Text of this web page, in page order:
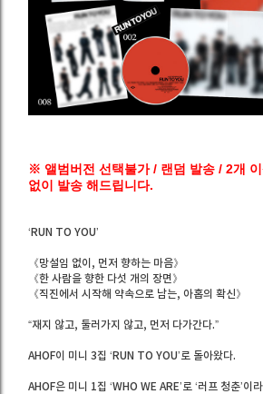
※ 앨범버전 선택불가 / 랜덤 발송 / 2개
없이 발송 해드립니다.
‘RUN TO YOU’
《망설임 없이, 먼저 향하는 마음》
《한 사람을 향한 다섯 개의 장면》
《직진에서 시작해 약속으로 남는, 아홉의 확신》
“재지 않고, 둘러가지 않고, 먼저 다가간다.”
AHOF이 미니 3집 ‘RUN TO YOU’로 돌아왔다.
AHOF은 미니 1집 ‘WHO WE ARE’로 ‘러프 청춘’이